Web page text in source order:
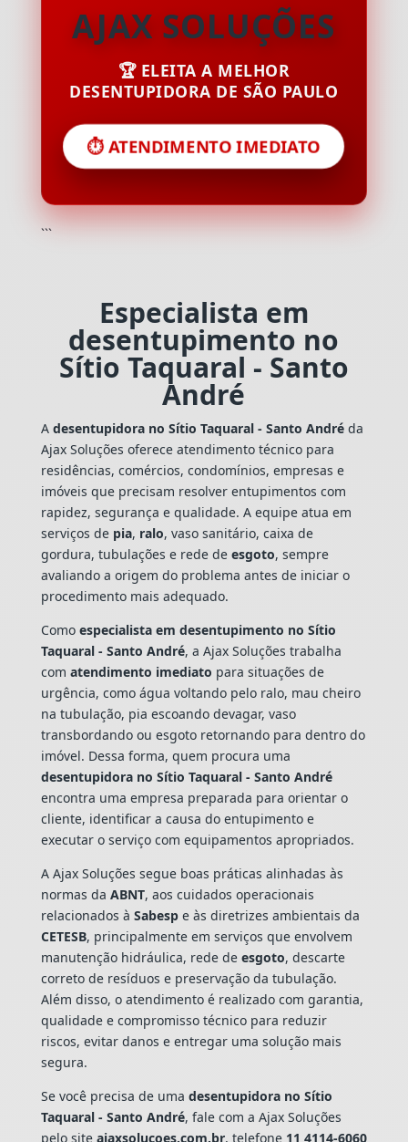
AJAX SOLUÇÕES
🏆 ELEITA A MELHOR
DESENTUPIDORA DE SÃO PAULO
⏱️ ATENDIMENTO IMEDIATO
```
Especialista em
desentupimento no
Sítio Taquaral - Santo
André
A desentupidora no Sítio Taquaral - Santo Andréda
Ajax Soluções oferece atendimento técnico para
residências, comércios, condomínios, empresas e
imóveis que precisam resolver entupimentos com
rapidez, segurança e qualidade. A equipe atua em
serviços de pia, ralo, vaso sanitário, caixa de
gordura, tubulações e rede de esgoto, sempre
avaliando a origem do problema antes de iniciar o
procedimento mais adequado.
Como especialista em desentupimento no Sítio
Taquaral - Santo André, a Ajax Soluções trabalha
com atendimento imediato para situações de
urgência, como água voltando pelo ralo, mau cheiro
na tubulação, pia escoando devagar, vaso
transbordando ou esgoto retornando para dentro do
imóvel. Dessa forma, quem procura uma
desentupidora no Sítio Taquaral - Santo André
encontra uma empresa preparada para orientar o
cliente, identificar a causa do entupimento e
executar o serviço com equipamentos apropriados.
A Ajax Soluções segue boas práticas alinhadas às
normas da ABNT, aos cuidados operacionais
relacionados à Sabespe às diretrizes ambientais da
CETESB, principalmente em serviços que envolvem
manutenção hidráulica, rede de esgoto, descarte
correto de resíduos e preservação da tubulação.
Além disso, o atendimento é realizado com garantia,
qualidade e compromisso técnico para reduzir
riscos, evitar danos e entregar uma solução mais
segura.
Se você precisa de uma desentupidora no Sítio
Taquaral - Santo André, fale com a Ajax Soluções
pelo site ajaxsolucoes.com.br, telefone 11 4114-6060